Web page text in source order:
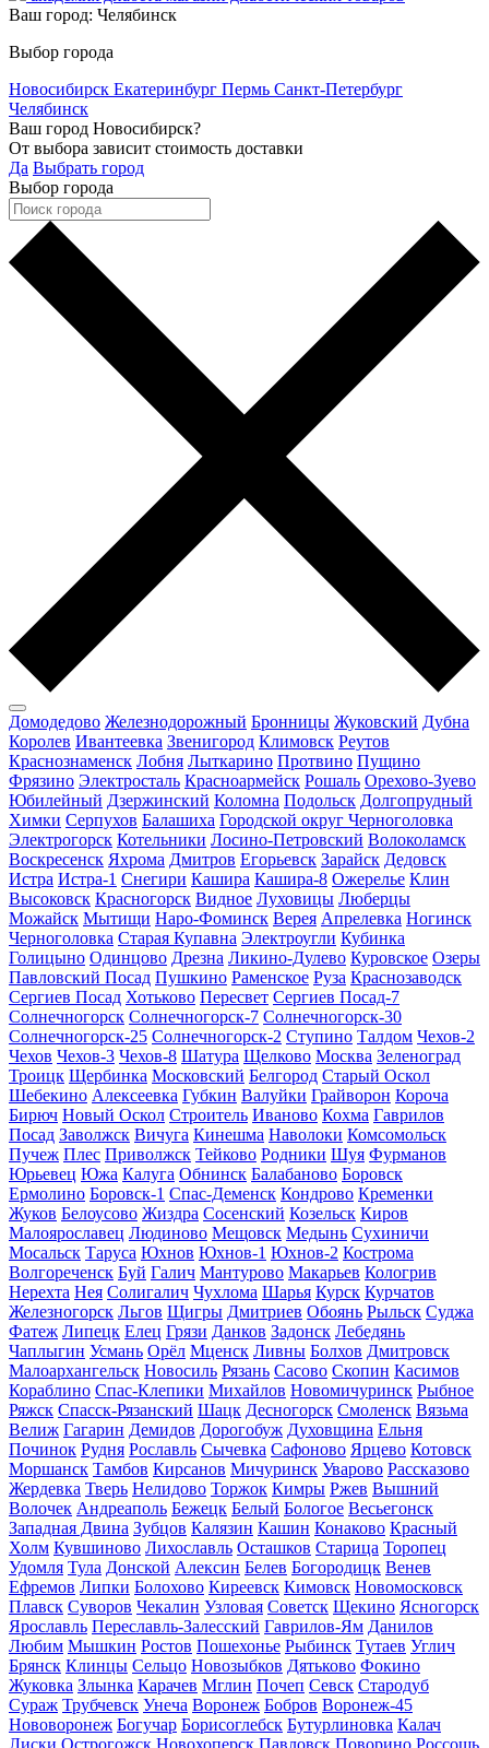
Ваш город: Челябинск
Выбор города
Новосибирск Екатеринбург Пермь Санкт-Петербург
Челябинск
Ваш город Новосибирск?
От выбора зависит стоимость доставки
Да Выбрать город
Выбор города
Домодедово Железнодорожный Бронницы Жуковский Дубна
Королев Ивантеевка Звенигород Климовск Реутов
Краснознаменск Лобня Лыткарино Протвино Пущино
Фрязино Электросталь Красноармейск Рошаль Орехово-Зуево
Юбилейный Дзержинский Коломна Подольск Долгопрудный
Химки Серпухов Балашиха Городской округ Черноголовка
Электрогорск Котельники Лосино-Петровский Волоколамск
Воскресенск Яхрома Дмитров Егорьевск Зарайск Дедовск
Истра Истра-1 Снегири Кашира Кашира-8 Ожерелье Клин
Высоковск Красногорск Видное Луховицы Люберцы
Можайск Мытищи Наро-Фоминск Верея Апрелевка Ногинск
Черноголовка Старая Купавна Электроугли Кубинка
Голицыно Одинцово Дрезна Ликино-Дулево Куровское Озеры
Павловский Посад Пушкино Раменское Руза Краснозаводск
Сергиев Посад Хотьково Пересвет Сергиев Посад-7
Солнечногорск Солнечногорск-7 Солнечногорск-30
Солнечногорск-25 Солнечногорск-2 Ступино Талдом Чехов-2
Чехов Чехов-3 Чехов-8 Шатура Щелково Москва Зеленоград
Троицк Щербинка Московский Белгород Старый Оскол
Шебекино Алексеевка Губкин Валуйки Грайворон Короча
Бирюч Новый Оскол Строитель Иваново Кохма Гаврилов
Посад Заволжск Вичуга Кинешма Наволоки Комсомольск
Пучеж Плес Приволжск Тейково Родники Шуя Фурманов
Юрьевец Южа Калуга Обнинск Балабаново Боровск
Ермолино Боровск-1 Спас-Деменск Кондрово Кременки
Жуков Белоусово Жиздра Сосенский Козельск Киров
Малоярославец Людиново Мещовск Медынь Сухиничи
Мосальск Таруса Юхнов Юхнов-1 Юхнов-2 Кострома
Волгореченск Буй Галич Мантурово Макарьев Кологрив
Нерехта Нея Солигалич Чухлома Шарья Курск Курчатов
Железногорск Льгов Щигры Дмитриев Обоянь Рыльск Суджа
Фатеж Липецк Елец Грязи Данков Задонск Лебедянь
Чаплыгин Усмань Орёл Мценск Ливны Болхов Дмитровск
Малоархангельск Новосиль Рязань Сасово Скопин Касимов
Кораблино Спас-Клепики Михайлов Новомичуринск Рыбное
Ряжск Спасск-Рязанский Шацк Десногорск Смоленск Вязьма
Велиж Гагарин Демидов Дорогобуж Духовщина Ельня
Починок Рудня Рославль Сычевка Сафоново Ярцево Котовск
Моршанск Тамбов Кирсанов Мичуринск Уварово Рассказово
Жердевка Тверь Нелидово Торжок Кимры Ржев Вышний
Волочек Андреаполь Бежецк Белый Бологое Весьегонск
Западная Двина Зубцов Калязин Кашин Конаково Красный
Холм Кувшиново Лихославль Осташков Старица Торопец
Удомля Тула Донской Алексин Белев Богородицк Венев
Ефремов Липки Болохово Киреевск Кимовск Новомосковск
Плавск Суворов Чекалин Узловая Советск Щекино Ясногорск
Ярославль Переславль-Залесский Гаврилов-Ям Данилов
Любим Мышкин Ростов Пошехонье Рыбинск Тутаев Углич
Брянск Клинцы Сельцо Новозыбков Дятьково Фокино
Жуковка Злынка Карачев Мглин Почеп Севск Стародуб
Сураж Трубчевск Унеча Воронеж Бобров Воронеж-45
Нововоронеж Богучар Борисоглебск Бутурлиновка Калач
Лиски Острогожск Новохоперск Павловск Поворино Россошь